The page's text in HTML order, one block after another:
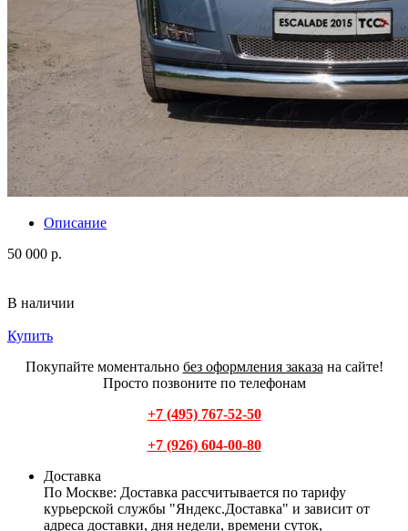
Описание
50 000 р.
В наличии
Купить
Покупайте моментально без оформления заказа на сайте!
Просто позвоните по телефонам
+7 (495) 767-52-50
+7 (926) 604-00-80
Доставка
По Москве: Доставка рассчитывается по тарифу
курьерской службы "Яндекс.Доставка" и зависит от
адреса доставки, дня недели, времени суток,